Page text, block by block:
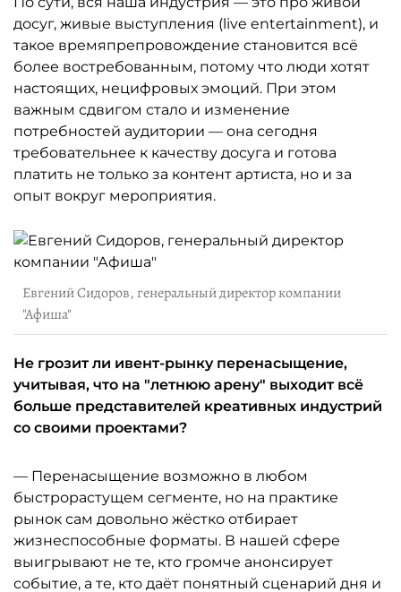
досуг, живые выступления (live entertainment), и
такое времяпрепровождение становится всё
более востребованным, потому что люди хотят
настоящих, нецифровых эмоций. При этом
важным сдвигом стало и изменение
потребностей аудитории — она сегодня
требовательнее к качеству досуга и готова
платить не только за контент артиста, но и за
опыт вокруг мероприятия.
Евгений Сидоров, генеральный директор компании
"Афиша"
Не грозит ли ивент-рынку перенасыщение,
учитывая, что на "летнюю арену" выходит всё
больше представителей креативных индустрий
со своими проектами?
— Перенасыщение возможно в любом
быстрорастущем сегменте, но на практике
рынок сам довольно жёстко отбирает
жизнеспособные форматы. В нашей сфере
выигрывают не те, кто громче анонсирует
событие, а те, кто даёт понятный сценарий дня и